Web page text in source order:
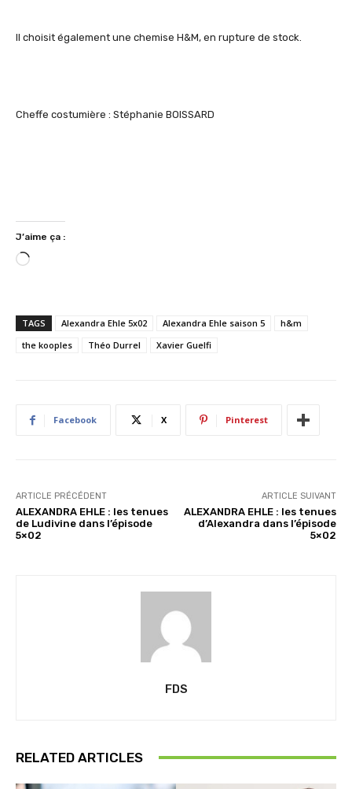
Il choisit également une chemise H&M, en rupture de stock.
Cheffe costumière : Stéphanie BOISSARD
J’aime ça :
C
r
g
e
t
TAGS Alexandra Ehle 5x02 Alexandra Ehle saison 5
h&m
the kooples
Théo Durrel Xavier Guelfi
Facebook X Pinterest
ARTICLE PRÉCÉDENT
ALEXANDRA EHLE : les tenues
de Ludivine dans l’épisode
5×02
ARTICLE SUIVANT
ALEXANDRA EHLE : les tenues
d’Alexandra dans l’épisode
5×02
FDS
RELATED ARTICLES